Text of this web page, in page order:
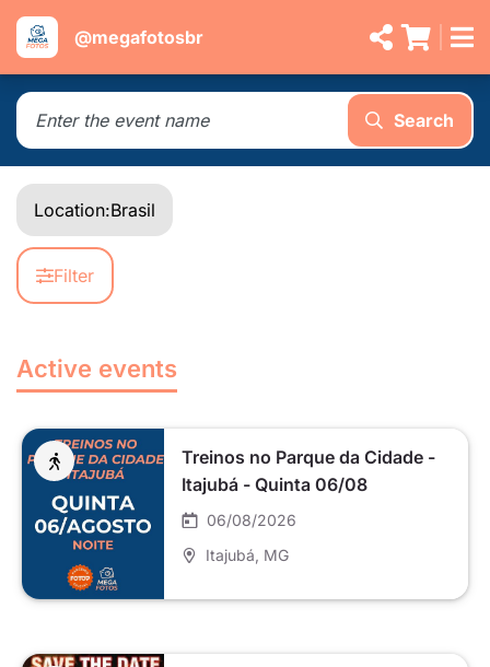
@megafotosbr
Search
Location:Brasil
Filter
Active events
Treinos no Parque da Cidade -
Itajubá - Quinta 06/08
06/08/2026
Itajubá , MG